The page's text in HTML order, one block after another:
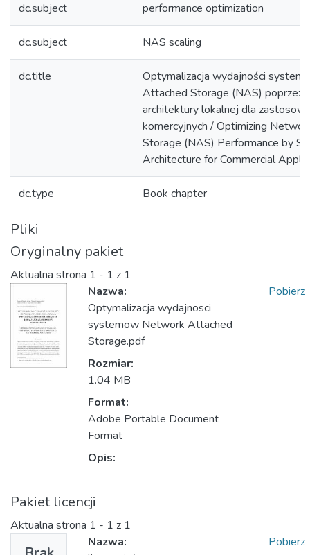
dc.subject performance optimization
dc.subject NAS scaling
dc.title
Optymalizacja wydajności
Attached Storage (NAS) poprzez
architektury lokalnej dla
komercyjnych / Optimizing
Storage (NAS) Performance by
Architecture for Commercial
dc.type Book chapter
Pliki
Oryginalny pakiet
Aktualna strona 1 - 1 z 1
Nazwa:
Optymalizacja wydajnosci
systemow Network Attached
Storage.pdf
Rozmiar:
1.04 MB
Format:
Adobe Portable Document
Format
Opis:
Pobierz
Pakiet licencji
Aktualna strona 1 - 1 z 1
Nazwa:
Pobierz